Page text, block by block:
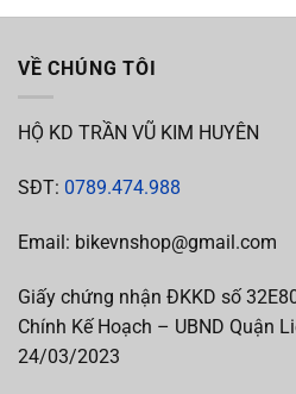
VỀ CHÚNG TÔI
HỘ KD TRẦN VŨ KIM HUYÊN
SĐT: 0789.474.988
Email: bikevnshop@gmail.com
Giấy chứng nhận ĐKKD số
Chính Kế Hoạch – UBND Quận
24/03/2023